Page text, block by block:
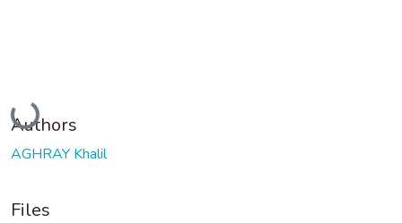
Loading...
Authors
AGHRAY Khalil
Files